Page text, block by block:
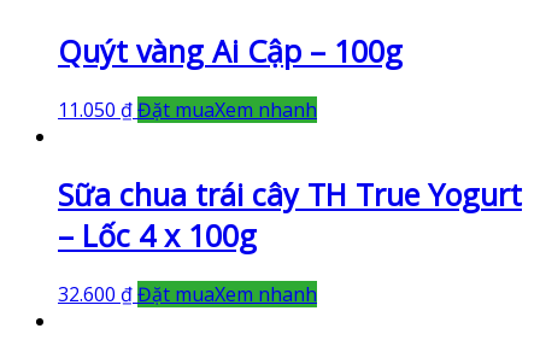
Quýt vàng Ai Cập – 100g
11.050 ₫Đặt muaXem nhanh
Sữa chua trái cây TH True Yogurt
– Lốc 4 x 100g
32.600 ₫Đặt muaXem nhanh